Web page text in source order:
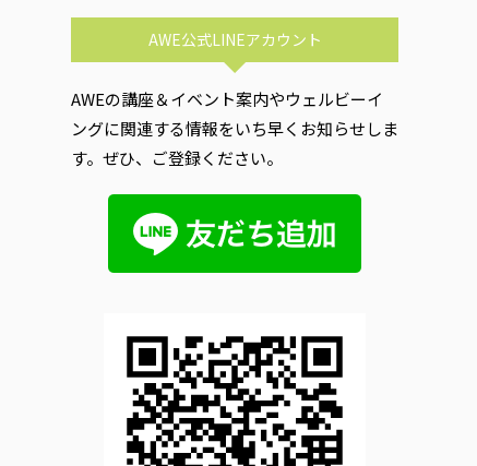
AWE公式LINEアカウント
AWEの講座＆イベント案内やウェルビーイ
ングに関連する情報をいち早くお知らせしま
す。ぜひ、ご登録ください。